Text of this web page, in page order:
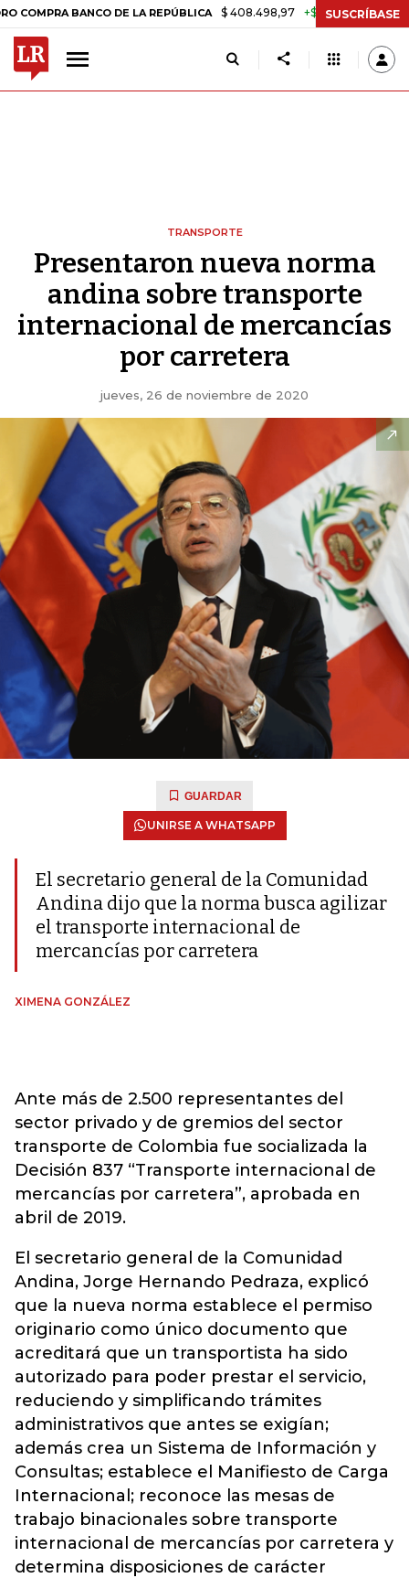
BANCO DE LA REPÚBLICA $ 408.498,97 +$ 8.753,81 +2,19%
SUSCRÍBASE
TRANSPORTE
Presentaron nueva norma
andina sobre transporte
internacional de mercancías
por carretera
jueves, 26 de noviembre de 2020
GUARDAR
UNIRSE A WHATSAPP
El secretario general de la Comunidad
Andina dijo que la norma busca agilizar
el transporte internacional de
mercancías por carretera
XIMENA GONZÁLEZ
Ante más de 2.500 representantes del
sector privado y de gremios del sector
transporte de Colombia fue socializada la
Decisión 837 “Transporte internacional de
mercancías por carretera”, aprobada en
abril de 2019.
El secretario general de la Comunidad
Andina, Jorge Hernando Pedraza, explicó
que la nueva norma establece el permiso
originario como único documento que
acreditará que un transportista ha sido
autorizado para poder prestar el servicio,
reduciendo y simplificando trámites
administrativos que antes se exigían;
además crea un Sistema de Información y
Consultas; establece el Manifiesto de Carga
Internacional; reconoce las mesas de
trabajo binacionales sobre transporte
internacional de mercancías por carretera y
determina disposiciones de carácter